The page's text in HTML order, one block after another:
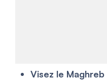
Visez le Maghreb